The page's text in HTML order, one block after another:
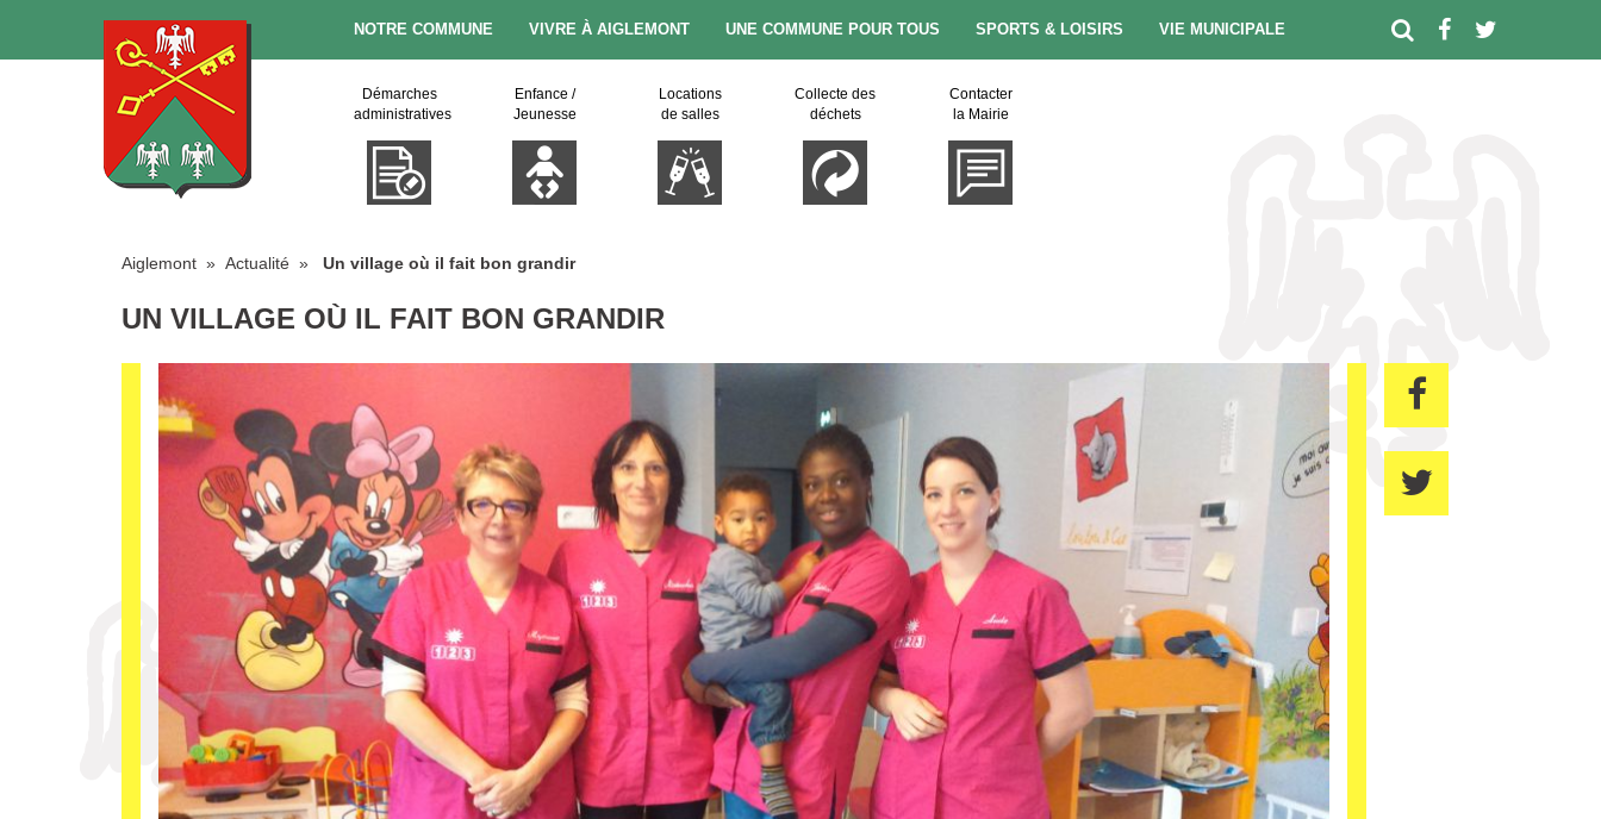
NOTRE COMMUNE VIVRE À AIGLEMONT UNE COMMUNE POUR TOUS SPORTS & LOISIRS VIE MUNICIPALE
Démarches
administratives
Enfance /
Jeunesse
Locations
de salles
Collecte des
déchets
Contacter
la Mairie
Aiglemont » Actualité » Un village où il fait bon grandir
UN VILLAGE OÙ IL FAIT BON GRANDIR